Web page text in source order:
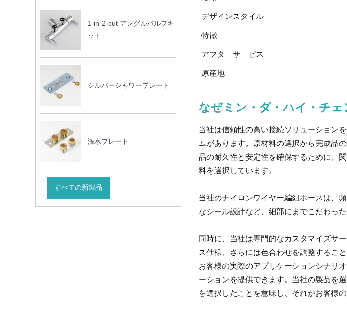
1-in-2-out アングルバルブキ
ット
シルバーシャワープレート
潅水プレート
すべての新製品
デザインスタイル
特徴
アフターサービス
原産地
なぜミン・ダ・ハイ・チェ
当社は信頼性の高い接続ソリューション
ムがあります。原材料の選択から完成品
品の耐久性と安定性を確保するために、
料を選択しています。
当社のナイロンワイヤー編組ホースは、
なシール設計など、細部にまでこだわっ
同時に、当社は専門的なカスタマイズサ
ス仕様、さらには色合わせを調整するこ
お客様の実際のアプリケーションシナリ
ーションを提供できます。当社の製品を
を選択したことを意味し、それがお客様